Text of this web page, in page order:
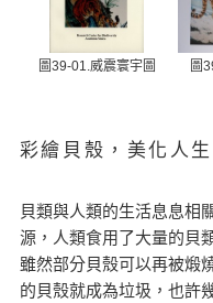
圖39-01.威震寰宇圖 圖
彩繪貝殼，美化人生
貝類與人類的生活息息相
源，人類食用了大量的貝
雖然部分貝殼可以再被煅
的貝殼就成為垃圾，也許